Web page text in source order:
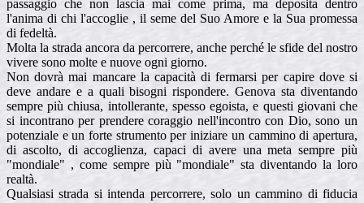
passaggio che non lascia mai come prima, ma deposita dentro
l'anima di chi l'accoglie , il seme del Suo Amore e la Sua promessa
di fedeltà.
Molta la strada ancora da percorrere, anche perché le sfide del nostro
vivere sono molte e nuove ogni giorno.
Non dovrà mai mancare la capacità di fermarsi per capire dove si
deve andare e a quali bisogni rispondere. Genova sta diventando
sempre più chiusa, intollerante, spesso egoista, e questi giovani che
si incontrano per prendere coraggio nell'incontro con Dio, sono un
potenziale e un forte strumento per iniziare un cammino di apertura,
di ascolto, di accoglienza, capaci di avere una meta sempre più
"mondiale" , come sempre più "mondiale" sta diventando la loro
realtà.
Qualsiasi strada si intenda percorrere, solo un cammino di fiducia